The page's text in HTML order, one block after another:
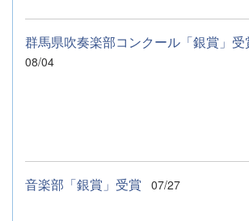
群馬県吹奏楽部コンクール「銀賞」受
08/04
音楽部「銀賞」受賞 07/27